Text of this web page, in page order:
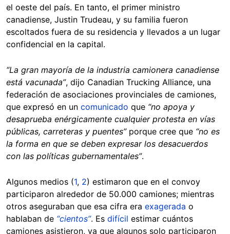
el oeste del país. En tanto, el primer ministro
canadiense, Justin Trudeau, y su familia fueron
escoltados fuera de su residencia y llevados a un lugar
confidencial en la capital.
“La gran mayoría de la industria camionera canadiense
está vacunada”, dijo Canadian Trucking Alliance, una
federación de asociaciones provinciales de camiones,
que expresó en un comunicado que “no apoya y
desaprueba enérgicamente cualquier protesta en vías
públicas, carreteras y puentes” porque cree que “no es
la forma en que se deben expresar los desacuerdos
con las políticas gubernamentales”.
Algunos medios (1, 2) estimaron que en el convoy
participaron alrededor de 50.000 camiones; mientras
otros aseguraban que esa cifra era exagerada o
hablaban de “cientos”. Es difícil estimar cuántos
camiones asistieron, ya que algunos solo participaron